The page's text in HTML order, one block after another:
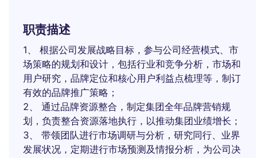
职责描述
1、 根据公司发展战略目标，参与公司经营模式、市
场策略的规划和设计，包括行业和竞争分析，市场和
用户研究，品牌定位和核心用户利益点梳理等，制订
有效的品牌推广策略；
2、 通过品牌资源整合，制定集团全年品牌营销规
划，负责整合资源落地执行，以推动集团业绩增长；
3、 带领团队进行市场调研与分析，研究同行、业界
发展状况，定期进行市场预测及情报分析，为公司决